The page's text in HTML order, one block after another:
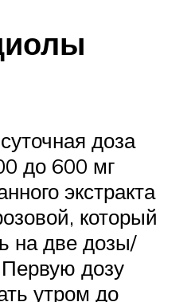
доза
до 600 мг
экстракта
который
на две дозы/
дозу
утром до